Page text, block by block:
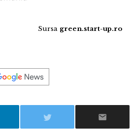
Sursa green.start-up.ro